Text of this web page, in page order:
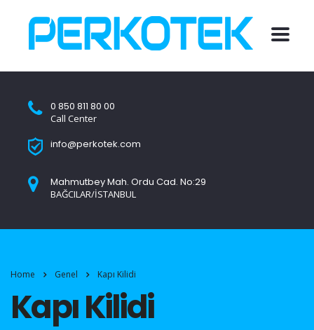
0 850 811 80 00
Call Center
info@perkotek.com
Mahmutbey Mah. Ordu Cad. No:29
BAĞCILAR/İSTANBUL
Home Genel Kapı Kilidi
Kapı Kilidi